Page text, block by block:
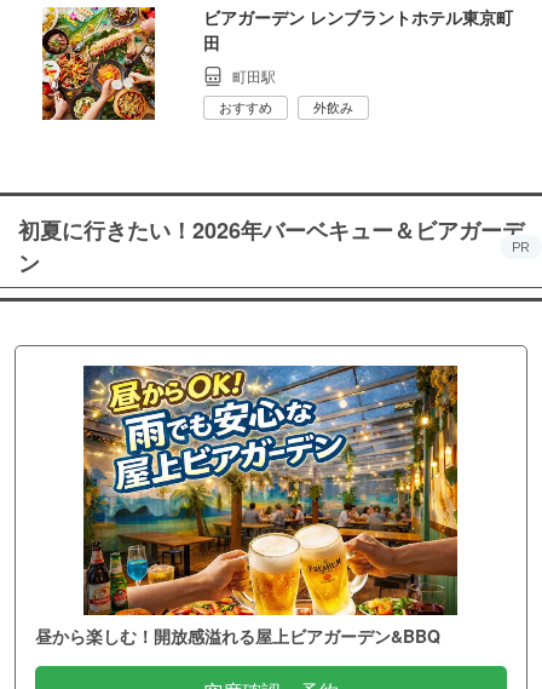
ビアガーデン レンブラントホテル東京町
田
町田駅
おすすめ 外飲み
初夏に行きたい！2026年バーベキュー＆ビアガーデ
ン
PR
昼から楽しむ！開放感溢れる屋上ビアガーデン&BBQ